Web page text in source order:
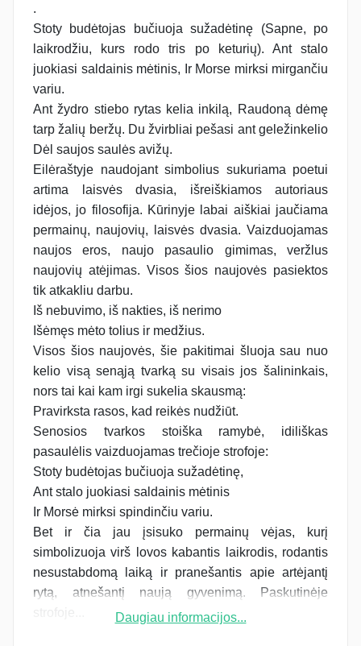
.
Stoty budėtojas bučiuoja sužadėtinę (Sapne, po
laikrodžiu, kurs rodo tris po keturių). Ant stalo
juokiasi saldainis mėtinis, Ir Morse mirksi mirgančiu
variu.
Ant žydro stiebo rytas kelia inkilą, Raudoną dėmę
tarp žalių beržų. Du žvirbliai pešasi ant geležinkelio
Dėl saujos saulės avižų.
Eilėraštyje naudojant simbolius sukuriama poetui
artima laisvės dvasia, išreiškiamos autoriaus
idėjos, jo filosofija. Kūrinyje labai aiškiai jaučiama
permainų, naujovių, laisvės dvasia. Vaizduojamas
naujos eros, naujo pasaulio gimimas, veržlus
naujovių atėjimas. Visos šios naujovės pasiektos
tik atkakliu darbu.
Iš nebuvimo, iš nakties, iš nerimo
Išėmęs mėto tolius ir medžius.
Visos šios naujovės, šie pakitimai šluoja sau nuo
kelio visą senąją tvarką su visais jos šalininkais,
nors tai kai kam irgi sukelia skausmą:
Pravirksta rasos, kad reikės nudžiūt.
Senosios tvarkos stoiška ramybė, idiliškas
pasaulėlis vaizduojamas trečioje strofoje:
Stoty budėtojas bučiuoja sužadėtinę,
Ant stalo juokiasi saldainis mėtinis
Ir Morsė mirksi spindinčiu variu.
Bet ir čia jau įsisuko permainų vėjas, kurį
simbolizuoja virš lovos kabantis laikrodis, rodantis
nesustabdomą laiką ir pranešantis apie artėjantį
rytą, atnešantį naują gyvenimą. Paskutinėje
Daugiau informacijos...